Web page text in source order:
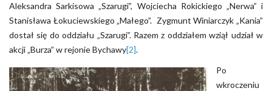
Aleksandra Sarkisowa „Szarugi”, Wojciecha Rokickiego „Nerwa” i
Stanisława Łokuciewskiego „Małego”. Zygmunt Winiarczyk „Kania”
dostał się do oddziału „Szarugi”. Razem z oddziałem wziął udział w
akcji „Burza” w rejonie Bychawy[2].
Po
wkroczeniu